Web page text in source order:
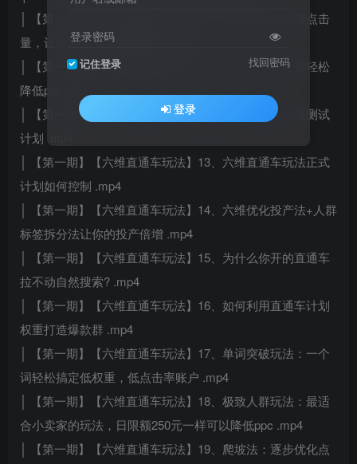
│ 【第一期】【六维直通车玩法】10、如何合理的递增点击
量，让你用最低的花费降低ppc .mp4
│ 【第一期】【六维直通车玩法】11、三阶拖价法让你轻松
降低ppc .mp4
│ 【第一期】【六维直通车玩法】12、六维直通车玩法测试
计划 .mp4
│ 【第一期】【六维直通车玩法】13、六维直通车玩法正式
计划如何控制 .mp4
│ 【第一期】【六维直通车玩法】14、六维优化投产法+人群
标签拆分法让你的投产倍增 .mp4
│ 【第一期】【六维直通车玩法】15、为什么你开的直通车
拉不动自然搜索? .mp4
│ 【第一期】【六维直通车玩法】16、如何利用直通车计划
权重打造爆款群 .mp4
│ 【第一期】【六维直通车玩法】17、单词突破玩法：一个
词轻松搞定低权重，低点击率账户 .mp4
│ 【第一期】【六维直通车玩法】18、极致人群玩法：最适
合小卖家的玩法，日限额250元一样可以降低ppc .mp4
│ 【第一期】【六维直通车玩法】19、爬坡法：逐步优化点
登录密码
记住登录 找回密码
登录